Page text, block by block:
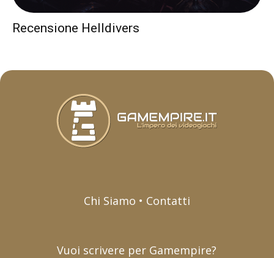
Recensione Helldivers
Chi Siamo • Contatti
Vuoi scrivere per Gamempire?